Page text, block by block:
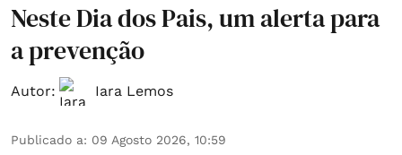
Neste Dia dos Pais, um alerta para
a prevenção
Autor: Iara Lemos
Publicado a: 09 Agosto 2026, 10:59